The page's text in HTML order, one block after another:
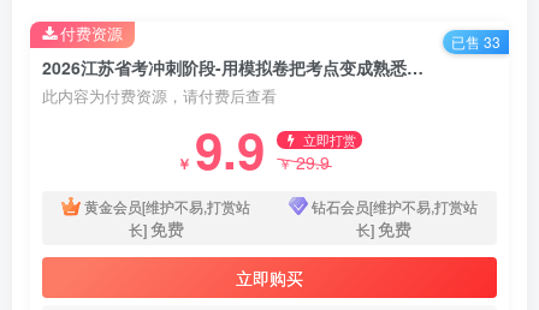
2026江苏省考冲刺阶段-用模拟卷把考点变成熟悉的老朋友2026江苏省公务员考试冲刺资料汇总
此内容为付费资源，请付费后查看
￥ 9.9 立即打赏
￥29.9
黄金会员[维护不易,打赏站
长] 免费
钻石会员[维护不易,打赏站
长] 免费
立即购买
付费资源 已售 33